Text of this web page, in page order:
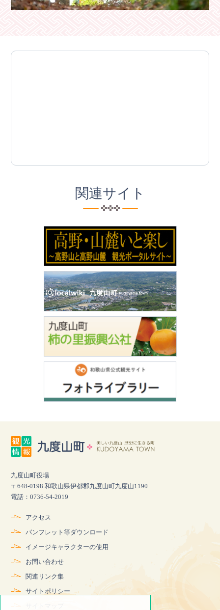
関連サイト
九度山町役場
〒648-0198 和歌山県伊都郡九度山町九度山1190
電話：0736-54-2019
アクセス
パンフレット等ダウンロード
イメージキャラクターの使用
お問い合わせ
関連リンク集
サイトポリシー